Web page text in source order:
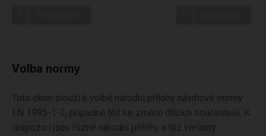
Volba normy
Toto okno slouží k volbě národní přílohy návrhové normy
EN 1995-1-2, případně též ke změně dílčích součinitelů. K
dispozici jsou různé národní přílohy a též varianty